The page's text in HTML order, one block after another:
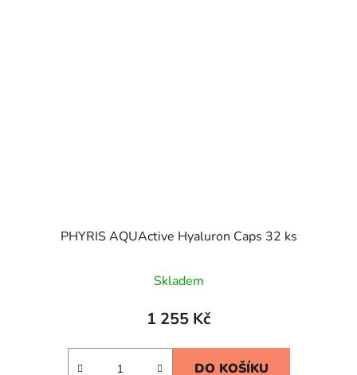
PHYRIS AQUActive Hyaluron Caps 32 ks
Skladem
1 255 Kč
DO KOŠÍKU